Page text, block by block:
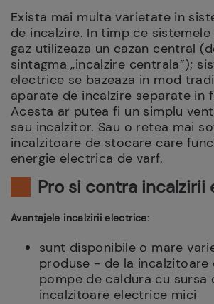
Exista mai multa varietate in
de incalzire. In timp ce
gaz utilizeaza un cazan central
sintagma „incalzire centrala”);
electrice se bazeaza in mod
aparate de incalzire separate in
Acesta ar putea fi un simplu
sau incalzitor. Sau o retea mai
incalzitoare de stocare care
energie electrica de varf.
Pro si contra incalzirii
Avantajele incalzirii electrice:
sunt disponibile o mare
produse - de la incalzitoare
pompe de caldura cu sursa
incalzitoare electrice mici